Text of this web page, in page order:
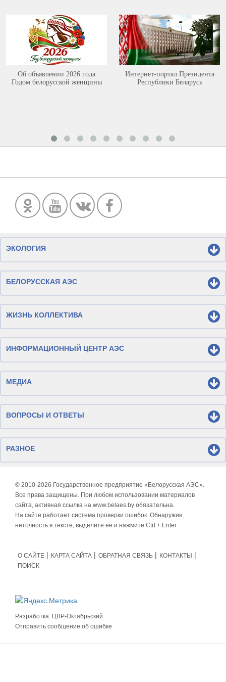
Об объявлении 2026 года
Годом белорусской женщины
Интернет-портал Президента
Республики Беларусь
ЭКОЛОГИЯ
БЕЛОРУССКАЯ АЭС
ЖИЗНЬ КОЛЛЕКТИВА
ИНФОРМАЦИОННЫЙ ЦЕНТР АЭС
МЕДИА
ВОПРОСЫ И ОТВЕТЫ
РАЗНОЕ
© 2010-2026 Государственное предприятие «Белорусская АЭС».
Все права защищены. При любом использовании материалов
сайта, активная ссылка на www.belaes.by обязательна.
На сайте работает система проверки ошибок. Обнаружив
неточность в тексте, выделите ее и нажмите Ctrl + Enter.
О САЙТЕ КАРТА САЙТА ОБРАТНАЯ СВЯЗЬ
КОНТАКТЫ
ПОИСК
Разработка: ЦВР-Октябрьский
Отправить сообщение об ошибке